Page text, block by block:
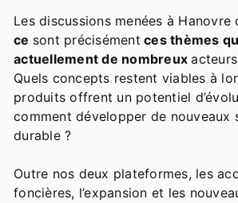
Les discussions menées à
ce sont précisément ces thèmes
actuellement de nombreux
Quels concepts restent viables à
produits offrent un potentiel
comment développer de nouveaux
durable ?
Outre nos deux plateformes, les
foncières, l’expansion et les